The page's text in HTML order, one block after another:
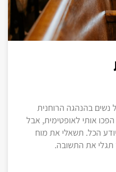
בהנהגה הרוחנית
אותי לאופטימית, אבל
הכל. תשאלי את מוח
תגלי את התשובה.